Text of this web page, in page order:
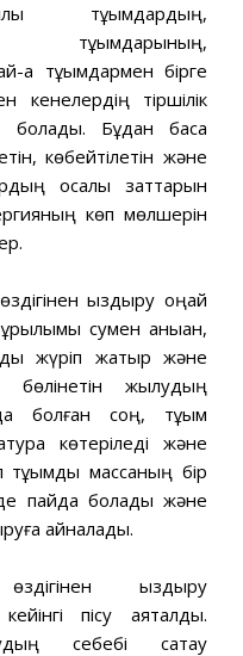
тұқымдардың,
ақ тұқымдармен бірге
кенелердің тіршілік
болады. Бұдан басқа
көбейтілетін және
қосалқы заттарын
көп мөлшерін
қыздыру оңай
сумен қаныққан,
жүріп жатыр және
бөлінетін жылудың
болған соң, тұқым
көтеріледі және
массаның бір
пайда болады және
айналады.
қыздыру
пісу аяқталды.
себебі сақтау